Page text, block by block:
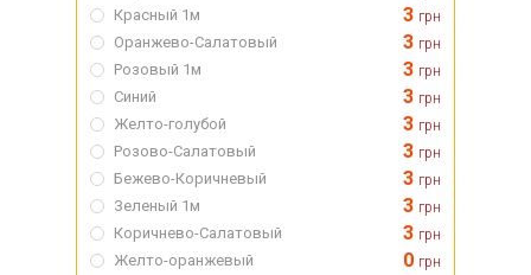
Красный 1м 3 грн
Оранжево-Салатовый 3 грн
Розовый 1м 3 грн
Синий 3 грн
Желто-голубой 3 грн
Розово-Салатовый 3 грн
Бежево-Коричневый 3 грн
Зеленый 1м 3 грн
Коричнево-Салатовый 3 грн
Желто-оранжевый 0 грн